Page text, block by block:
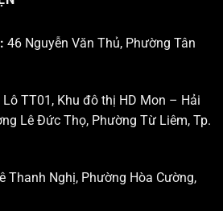
học
–
thẩm
cứu
Công
cao
46 Nguyễn Văn Thủ, Phường Tân
TT01, Khu đô thị HD Mon – Hải
Lê Đức Thọ, Phường Từ Liêm, Tp.
Thanh Nghị, Phường Hòa Cường,